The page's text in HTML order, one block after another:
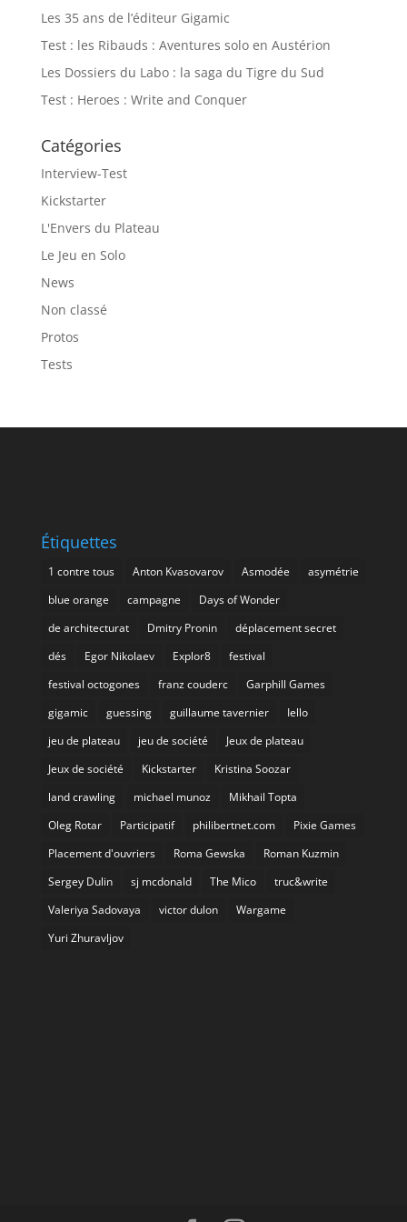
Les 35 ans de l’éditeur Gigamic
Test : les Ribauds : Aventures solo en Austérion
Les Dossiers du Labo : la saga du Tigre du Sud
Test : Heroes : Write and Conquer
Catégories
Interview-Test
Kickstarter
L'Envers du Plateau
Le Jeu en Solo
News
Non classé
Protos
Tests
Étiquettes
1 contre tous Anton Kvasovarov Asmodée
asymétrie
blue orange
campagne
Days of Wonder
de architecturat
Dmitry Pronin
déplacement secret
dés
Egor Nikolaev Explor8
festival
festival octogones
franz couderc
Garphill Games
gigamic
guessing guillaume tavernier
Iello
jeu de plateau
jeu de société
Jeux de plateau
Jeux de société
Kickstarter
Kristina Soozar
land crawling
michael munoz
Mikhail Topta
Oleg Rotar
Participatif philibertnet.com
Pixie Games
Placement d'ouvriers
Roma Gewska
Roman Kuzmin
Sergey Dulin
sj mcdonald The Mico
truc&write
Valeriya Sadovaya
victor dulon
Wargame
Yuri Zhuravljov